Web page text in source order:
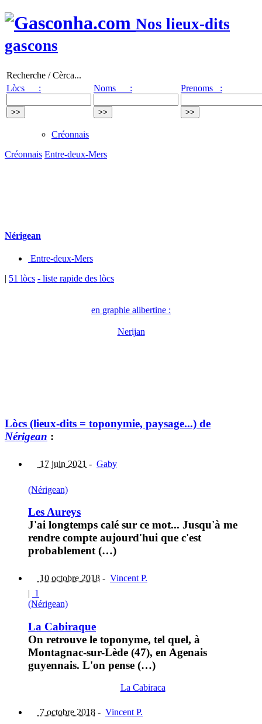
Nos lieux-dits
gascons
Recherche / Cèrca...
Lòcs :
Noms : Prenoms :
Créonnais
Créonnais Entre-deux-Mers
Nérigean
Entre-deux-Mers
| 51 lòcs - liste rapide des lòcs
en graphie alibertine :
Nerijan
Lòcs (lieux-dits = toponymie, paysage...) de
Nérigean :
17 juin 2021 - Gaby
(Nérigean)
Les Aureys
J'ai longtemps calé sur ce mot... Jusqu'à me
rendre compte aujourd'hui que c'est
probablement (…)
10 octobre 2018 - Vincent P.
| 1
(Nérigean)
La Cabiraque
On retrouve le toponyme, tel quel, à
Montagnac-sur-Lède (47), en Agenais
guyennais. L'on pense (…)
La Cabiraca
7 octobre 2018 - Vincent P.